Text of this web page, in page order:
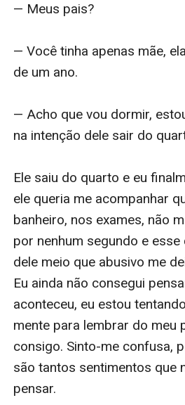
— Meus pais?
— Você tinha apenas mãe,
de um ano.
— Acho que vou dormir,
na intenção dele sair do
Ele saiu do quarto e eu
ele queria me acompanhar
banheiro, nos exames, não
por nenhum segundo e
dele meio que abusivo me
Eu ainda não consegui
aconteceu, eu estou
mente para lembrar do meu
consigo. Sinto-me confusa,
são tantos sentimentos que
pensar.